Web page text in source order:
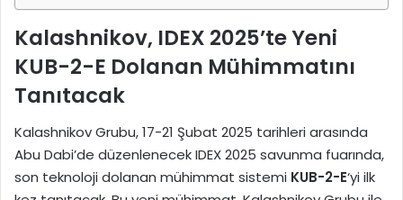
d
e
r
m
Kalashnikov, IDEX 2025’te Yeni
KUB-2-E Dolanan Mühimmatını
Tanıtacak
Kalashnikov Grubu, 17-21 Şubat 2025 tarihleri arasında
Abu Dabi’de düzenlenecek IDEX 2025 savunma fuarında,
son teknoloji dolanan mühimmat sistemi KUB-2-E‘yi ilk